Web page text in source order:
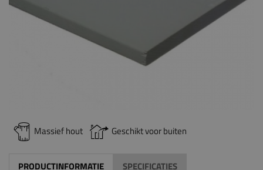
Massief hout Geschikt voor buiten
PRODUCTINFORMATIE SPECIFICATIES